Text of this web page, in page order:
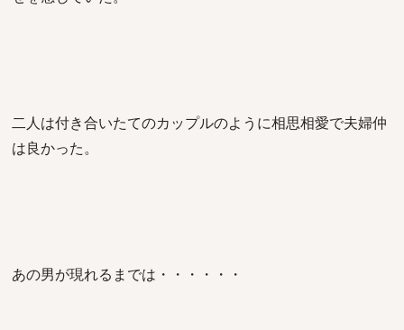
二人は付き合いたてのカップルのように相思相愛で夫婦仲
は良かった。
あの男が現れるまでは・・・・・・